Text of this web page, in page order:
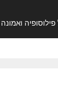
ואמונה